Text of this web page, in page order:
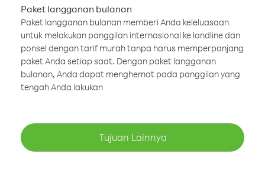
Paket langganan bulanan
Paket langganan bulanan memberi Anda keleluasaan
untuk melakukan panggilan internasional ke landline dan
ponsel dengan tarif murah tanpa harus memperpanjang
paket Anda setiap saat. Dengan paket langganan
bulanan, Anda dapat menghemat pada panggilan yang
tengah Anda lakukan
Tujuan Lainnya